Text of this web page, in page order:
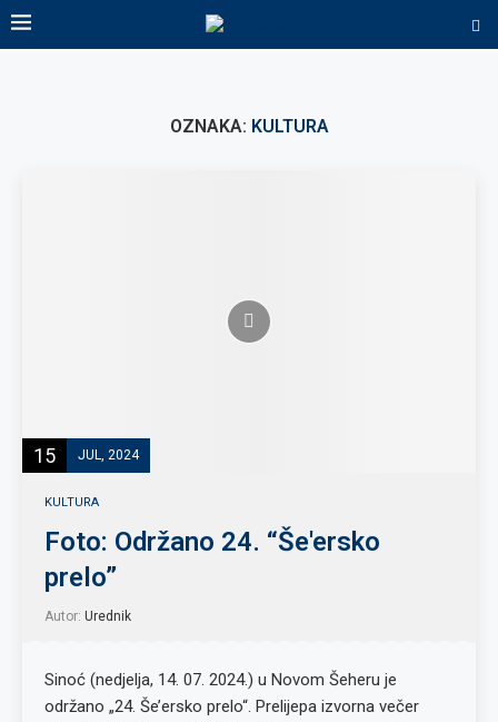
OZNAKA: KULTURA
15 JUL, 2024
KULTURA
Foto: Održano 24. “Še'ersko
prelo”
Autor: Urednik
Sinoć (nedjelja, 14. 07. 2024.) u Novom Šeheru je
održano „24. Še’ersko prelo“. Prelijepa izvorna večer